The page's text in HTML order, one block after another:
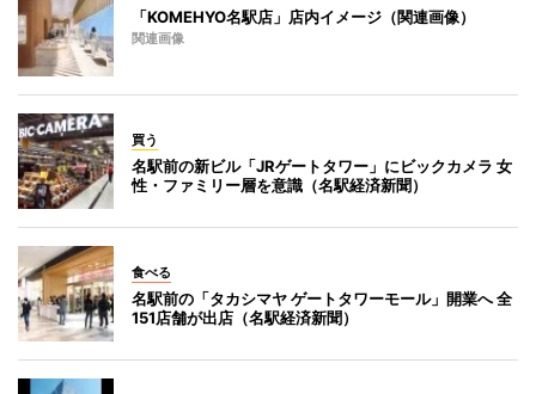
「KOMEHYO名駅店」店内イメージ（関連画像）
関連画像
買う
名駅前の新ビル「JRゲートタワー」にビックカメラ 女
性・ファミリー層を意識（名駅経済新聞）
食べる
名駅前の「タカシマヤ ゲートタワーモール」開業へ 全
151店舗が出店（名駅経済新聞）